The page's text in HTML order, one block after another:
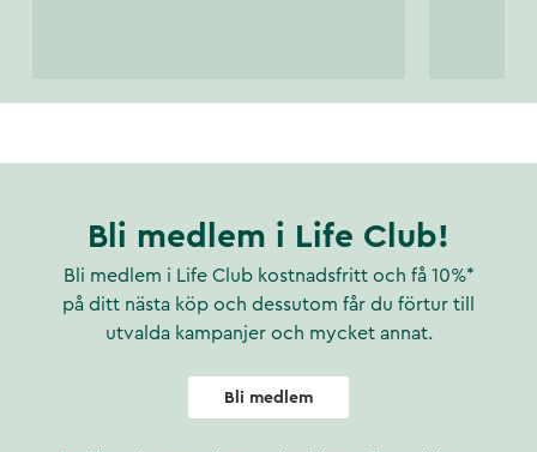
Bli medlem i Life Club!
Bli medlem i Life Club kostnadsfritt och få 10%*
på ditt nästa köp och dessutom får du förtur till
utvalda kampanjer och mycket annat.
Bli medlem